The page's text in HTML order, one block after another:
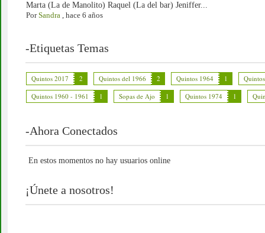
Marta (La de Manolito) Raquel (La del bar) Jeniffer...
PorSandra , hace 6 años
-Etiquetas Temas
Quintos 2017 2 Quintos del 1966 2 Quintos 1964 1
Quintos 1960 - 1961
1 Sopas de Ajo 1 Quintos 1974 1
-Ahora Conectados
En estos momentos no hay usuarios online
¡Únete a nosotros!